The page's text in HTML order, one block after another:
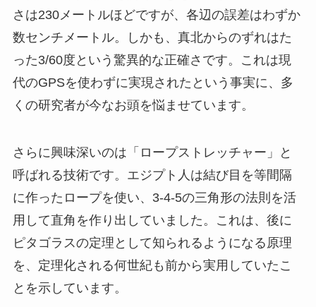
さは230メートルほどですが、各辺の誤差はわずか
数センチメートル。しかも、真北からのずれはた
った3/60度という驚異的な正確さです。これは現
代のGPSを使わずに実現されたという事実に、多
くの研究者が今なお頭を悩ませています。
さらに興味深いのは「ロープストレッチャー」と
呼ばれる技術です。エジプト人は結び目を等間隔
に作ったロープを使い、3-4-5の三角形の法則を活
用して直角を作り出していました。これは、後に
ピタゴラスの定理として知られるようになる原理
を、定理化される何世紀も前から実用していたこ
とを示しています。